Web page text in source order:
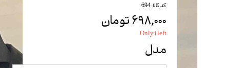
تاپ
کد کالا: 694
۶۹۸,۰۰۰ تومان
Only ۱ left
مدل